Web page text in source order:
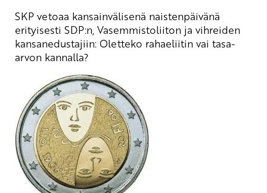
SKP vetoaa kansainvälisenä naistenpäivänä
erityisesti SDP:n, Vasemmistoliiton ja vihreiden
kansanedustajiin: Oletteko rahaeliitin vai tasa-
arvon kannalla?